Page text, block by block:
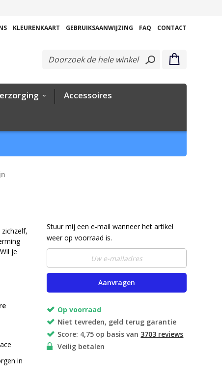
CONTACT
FAQ
GEBRUIKSAANWIJZING
KLEURENKAART
Accessoires
je
in
Stuur mij een e-mail wanneer het artikel
weer op voorraad is.
Aanvragen
Op voorraad
Niet tevreden, geld terug garantie
Score: 4,75 op basis van 3703 reviews
Veilig betalen